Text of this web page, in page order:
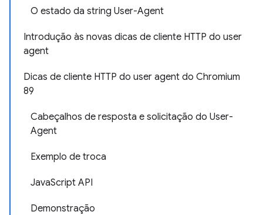
O estado da string User-Agent
Introdução às novas dicas de cliente HTTP do user
agent
Dicas de cliente HTTP do user agent do Chromium
89
Cabeçalhos de resposta e solicitação do User-
Agent
Exemplo de troca
JavaScript API
Demonstração